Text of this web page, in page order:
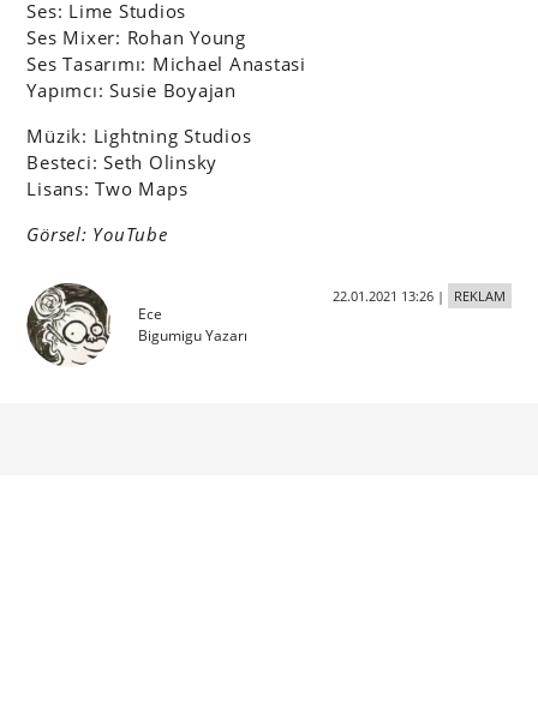
Ses: Lime Studios
Ses Mixer: Rohan Young
Ses Tasarımı: Michael Anastasi
Yapımcı: Susie Boyajan
Müzik: Lightning Studios
Besteci: Seth Olinsky
Lisans: Two Maps
Görsel: YouTube
Ece
Bigumigu Yazarı
22.01.2021 13:26| REKLAM